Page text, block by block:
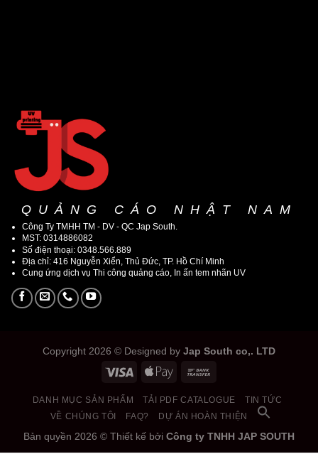
QUẢNG CÁO NHẬT NAM
Công Ty TMHH TM - DV - QC Jap South.
MST: 0314886082
Số điện thoại: 0348.566.889
Địa chỉ: 416 Nguyễn Xiển, Thủ Đức, TP. Hồ Chí Minh
Cung ứng dịch vụ Thi công quảng cáo, In ấn tem nhãn UV
Copyright 2026 © Designed by Jap South co,. LTD
DANH MỤC SẢN PHẨM TẢI PDF CATALOGUE
TIN TỨC
VỀ CHÚNG TÔI
FAQ? DỰ ÁN HOÀN THIỆN
Bản quyền 2026 © Thiết kế bởi Công ty TNHH JAP SOUTH